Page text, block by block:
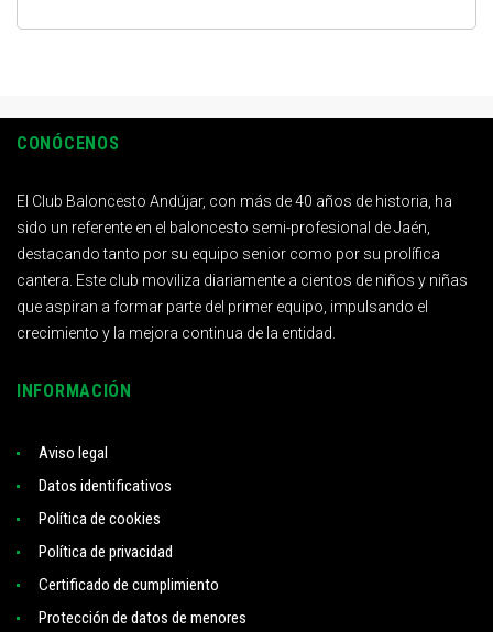
CONÓCENOS
El Club Baloncesto Andújar, con más de 40 años de historia, ha
sido un referente en el baloncesto semi-profesional de Jaén,
destacando tanto por su equipo senior como por su prolífica
cantera. Este club moviliza diariamente a cientos de niños y niñas
que aspiran a formar parte del primer equipo, impulsando el
crecimiento y la mejora continua de la entidad.
INFORMACIÓN
Aviso legal
Datos identificativos
Política de cookies
Política de privacidad
Certificado de cumplimiento
Protección de datos de menores